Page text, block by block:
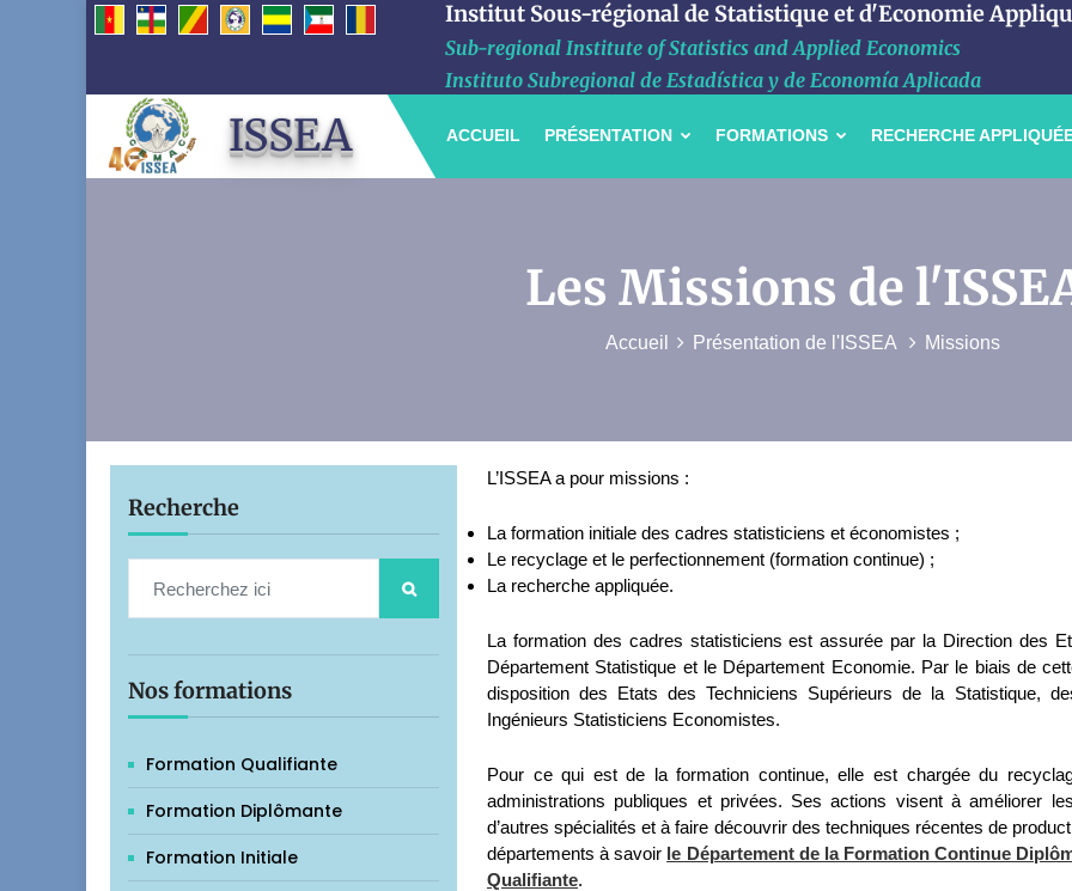
Institut Sous-régional de Statistique et d'Economie
Sub-regional Institute of Statistics and Applied Economics
Instituto Subregional de Estadística y de Economía Aplicada
ISSEA ACCUEIL PRÉSENTATION FORMATIONS RECHERCHE
Les Missions de
Accueil Présentation de l'ISSEA Missions
Recherche
Nos formations
Formation Qualifiante
Formation Diplômante
Formation Initiale
L’ISSEA a pour missions :
La formation initiale des cadres statisticiens et économistes ;
Le recyclage et le perfectionnement (formation continue) ;
La recherche appliquée.
La formation des cadres statisticiens est assurée par la Direction des
Département Statistique et le Département Economie. Par le biais de
disposition des Etats des Techniciens Supérieurs de la Statistique,
Ingénieurs Statisticiens Economistes.
Pour ce qui est de la formation continue, elle est chargée du
administrations publiques et privées. Ses actions visent à améliorer
d’autres spécialités et à faire découvrir des techniques récentes de
départements à savoir le Département de la Formation Continue
Qualifiante.